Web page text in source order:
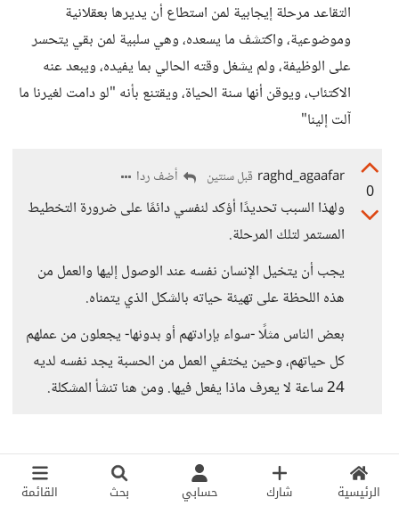
الرئيسية شارك حسابي بحث القائمة
التقاعد مرحلة إيجابية لمن استطاع أن يديرها بعقلانية
وموضوعية، واكتشف ما يسعده، وهي سلبية لمن بقي يتحسر
على الوظيفة، ولم يشغل وقته الحالي بما يفيده، ويبعد عنه
الاكتئاب، ويوقن أنها سنة الحياة، ويقتنع بأنه "لو دامت لغيرنا ما
آلت إلينا"
0
raghd_agaafar قبل سنتين أضف ردا
ولهذا السبب تحديدًا أؤكد لنفسي دائمًا على ضرورة التخطيط
المستمر لتلك المرحلة.
يجب أن يتخيل الإنسان نفسه عند الوصول إليها والعمل من
هذه اللحظة على تهيئة حياته بالشكل الذي يتمناه.
بعض الناس مثلًا -سواء بإرادتهم أو بدونها- يجعلون من عملهم
كل حياتهم، وحين يختفي العمل من الحسبة يجد نفسه لديه
24 ساعة لا يعرف ماذا يفعل فيها. ومن هنا تنشأ المشكلة.